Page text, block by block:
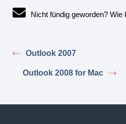
Nicht fündig geworden? Wie
Outlook 2007
Outlook 2008 for Mac